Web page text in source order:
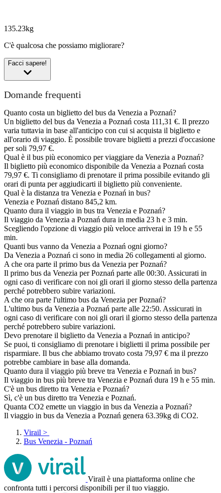
135.23kg
C'è qualcosa che possiamo migliorare?
Facci sapere!
Domande frequenti
Quanto costa un biglietto del bus da Venezia a Poznań?
Un biglietto del bus da Venezia a Poznań costa 111,31 €. Il prezzo
varia tuttavia in base all'anticipo con cui si acquista il biglietto e
all'orario di viaggio. È possibile trovare biglietti a prezzi d'occasione
per soli 79,97 €.
Qual è il bus più economico per viaggiare da Venezia a Poznań?
Il biglietto più economico disponibile da Venezia a Poznań costa
79,97 €. Ti consigliamo di prenotare il prima possibile evitando gli
orari di punta per aggiudicarti il biglietto più conveniente.
Qual è la distanza tra Venezia e Poznań in bus?
Venezia e Poznań distano 845,2 km.
Quanto dura il viaggio in bus tra Venezia e Poznań?
Il viaggio da Venezia a Poznań dura in media 23 h e 3 min.
Scegliendo l'opzione di viaggio più veloce arriverai in 19 h e 55
min.
Quanti bus vanno da Venezia a Poznań ogni giorno?
Da Venezia a Poznań ci sono in media 26 collegamenti al giorno.
A che ora parte il primo bus da Venezia per Poznań?
Il primo bus da Venezia per Poznań parte alle 00:30. Assicurati in
ogni caso di verificare con noi gli orari il giorno stesso della partenza
perché potrebbero subire variazioni.
A che ora parte l'ultimo bus da Venezia per Poznań?
L'ultimo bus da Venezia a Poznań parte alle 22:50. Assicurati in
ogni caso di verificare con noi gli orari il giorno stesso della partenza
perché potrebbero subire variazioni.
Devo prenotare il biglietto da Venezia a Poznań in anticipo?
Se puoi, ti consigliamo di prenotare i biglietti il prima possibile per
risparmiare. Il bus che abbiamo trovato costa 79,97 € ma il prezzo
potrebbe cambiare in base alla domanda.
Quanto dura il viaggio più breve tra Venezia e Poznań in bus?
Il viaggio in bus più breve tra Venezia e Poznań dura 19 h e 55 min.
C'è un bus diretto tra Venezia e Poznań?
Sì, c'è un bus diretto tra Venezia e Poznań.
Quanta CO2 emette un viaggio in bus da Venezia a Poznań?
Il viaggio in bus da Venezia a Poznań genera 63.39kg di CO2.
Virail >
Bus Venezia - Poznań
Virail è una piattaforma online che
confronta tutti i percorsi disponibili per il tuo viaggio.